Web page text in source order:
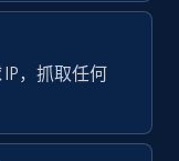
articles by
，抓取任何